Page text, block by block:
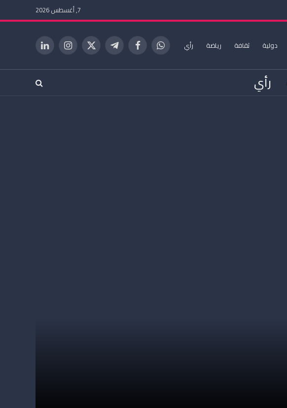
7, أغسطس 2026
دولية ثقافة رياضة رأي واتساب فيسبوكتيلقرام X
الانستغراملينكدإن
رأي